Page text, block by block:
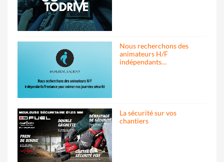
Nous recherchons des
animateurs H/F
indépendants…
La sécurité sur vos
chantiers